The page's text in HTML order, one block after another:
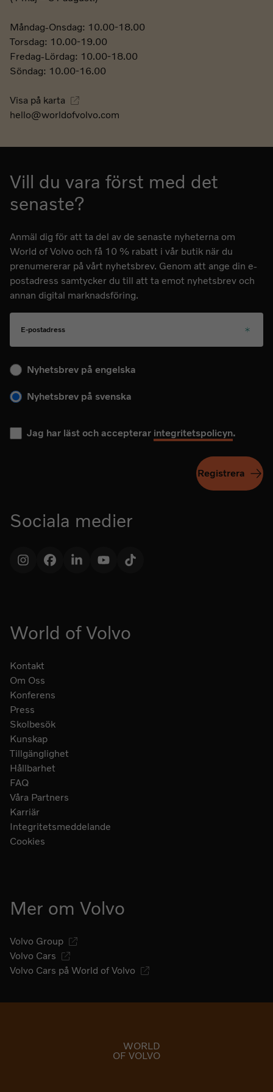
Måndag-Onsdag: 10.00-18.00
Torsdag: 10.00-19.00
Fredag-Lördag: 10.00-18.00
Söndag: 10.00-16.00
Visa på karta
hello@worldofvolvo.com
World of Volvo
Kontakt
Om Oss
Konferens
Press
Skolbesök
Kunskap
Tillgänglighet
Hållbarhet
FAQ
Våra Partners
Karriär
Integritetsmeddelande
Cookies
Mer om Volvo
Volvo Group
Volvo Cars
Volvo Cars på World of Volvo
Vill du vara först med det
senaste?
Anmäl dig för att ta del av de senaste nyheterna om
World of Volvo och få 10 % rabatt i vår butik när du
prenumererar på vårt nyhetsbrev. Genom att ange din e-
postadress samtycker du till att ta emot nyhetsbrev och
annan digital marknadsföring.
E-postadress
Välj ditt språk för kommande nyhetsbrev
Nyhetsbrev på engelska
Nyhetsbrev på svenska
Jag har läst och accepterar integritetspolicyn.
Registrera
Sociala medier
InstagramFacebookLinkedInYouTubeTikTok
WORLD
OF VOLVO
Gå till startsidan